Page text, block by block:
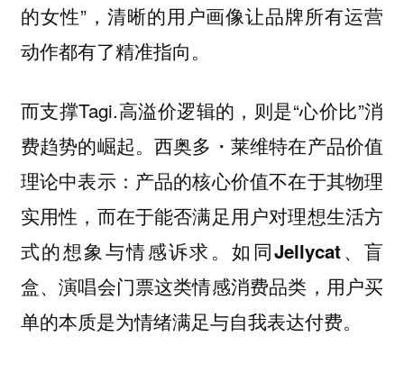
的女性”，清晰的用户画像让品牌所有运营
动作都有了精准指向。
而支撑Tagi.高溢价逻辑的，则是“心价比”消
费趋势的崛起。西奥多・莱维特在产品价值
理论中表示：产品的核心价值不在于其物理
实用性，而在于能否满足用户对理想生活方
式的想象与情感诉求。如同Jellycat、盲
盒、演唱会门票这类情感消费品类，用户买
单的本质是为情绪满足与自我表达付费。